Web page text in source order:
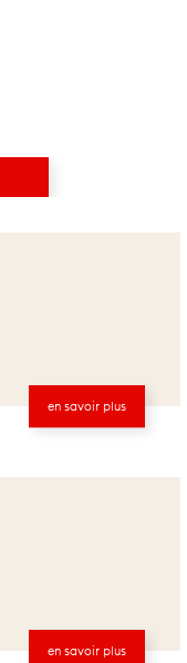
en savoir plus
en savoir plus